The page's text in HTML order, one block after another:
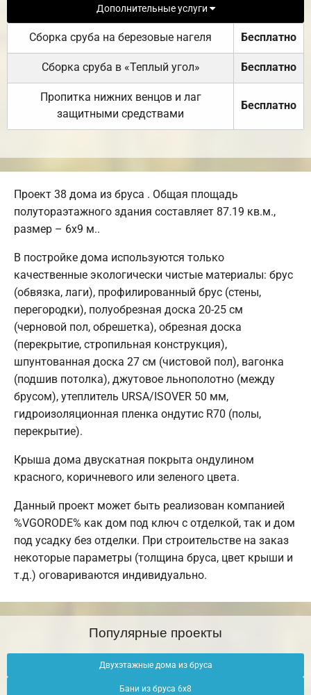
Дополнительные услуги
Сборка сруба на березовые нагеля Бесплатно
Сборка сруба в «Теплый угол» Бесплатно
Пропитка нижних венцов и лаг
защитными средствами
Бесплатно
Проект 38 дома из бруса . Общая площадь
полутораэтажного здания составляет 87.19 кв.м.,
размер – 6х9 м..
В постройке дома используются только
качественные экологически чистые материалы: брус
(обвязка, лаги), профилированный брус (стены,
перегородки), полуобрезная доска 20-25 см
(черновой пол, обрешетка), обрезная доска
(перекрытие, стропильная конструкция),
шпунтованная доска 27 см (чистовой пол), вагонка
(подшив потолка), джутовое льнополотно (между
брусом), утеплитель URSA/ISOVER 50 мм,
гидроизоляционная пленка ондутис R70 (полы,
перекрытие).
Крыша дома двускатная покрыта ондулином
красного, коричневого или зеленого цвета.
Данный проект может быть реализован компанией
%VGORODE% как дом под ключ с отделкой, так и дом
под усадку без отделки. При строительстве на заказ
некоторые параметры (толщина бруса, цвет крыши и
т.д.) оговариваются индивидуально.
Популярные проекты
Двухэтажные дома из бруса
Бани из бруса 6х8